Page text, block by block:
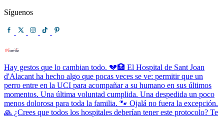
Síguenos
Hay gestos que lo cambian todo. 💔🏥 El Hospital de Sant Joan
d'Alacant ha hecho algo que pocas veces se ve: permitir que un
perro entre en la UCI para acompañar a su humano en sus últimos
momentos. Una última voluntad cumplida. Una despedida un poco
menos dolorosa para toda la familia. 🐾 Ojalá no fuera la excepción.
🙏 ¿Crees que todos los hospitales deberían tener este protocolo? Te